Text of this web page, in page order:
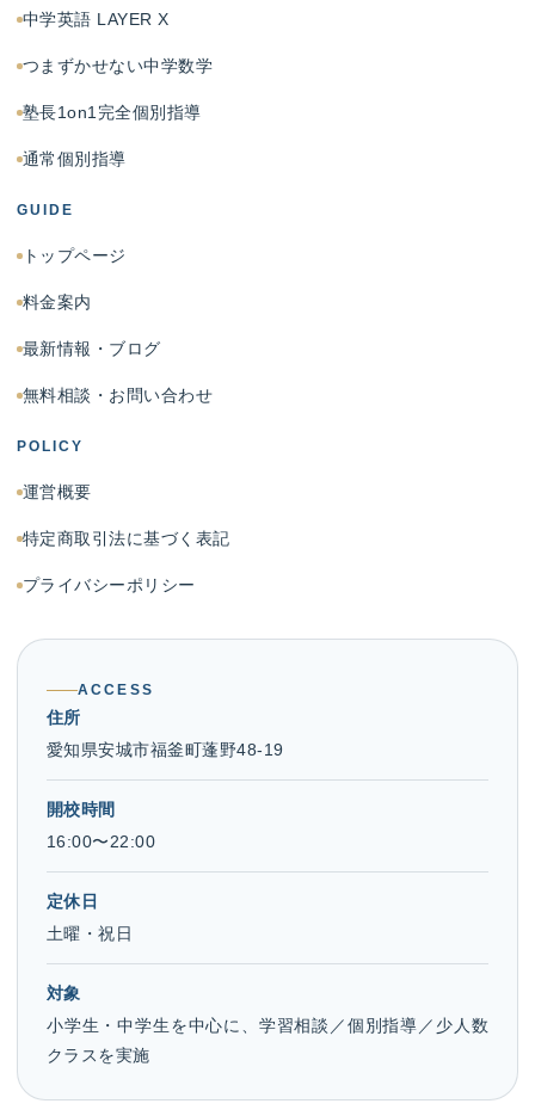
中学英語 LAYER X
つまずかせない中学数学
塾長1on1完全個別指導
通常個別指導
GUIDE
トップページ
料金案内
最新情報・ブログ
無料相談・お問い合わせ
POLICY
運営概要
特定商取引法に基づく表記
プライバシーポリシー
ACCESS
住所
愛知県安城市福釜町蓬野48-19
開校時間
16:00〜22:00
定休日
土曜・祝日
対象
小学生・中学生を中心に、学習相談／個別指導／少人数
クラスを実施